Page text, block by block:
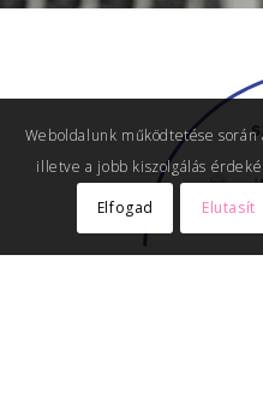
Weboldalunk működtetése
illetve a jobb kiszolgálás
Elfogad Elutasít